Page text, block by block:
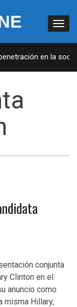
en la
conjunta
Clinton en el
anuncio como
misma Hillary,